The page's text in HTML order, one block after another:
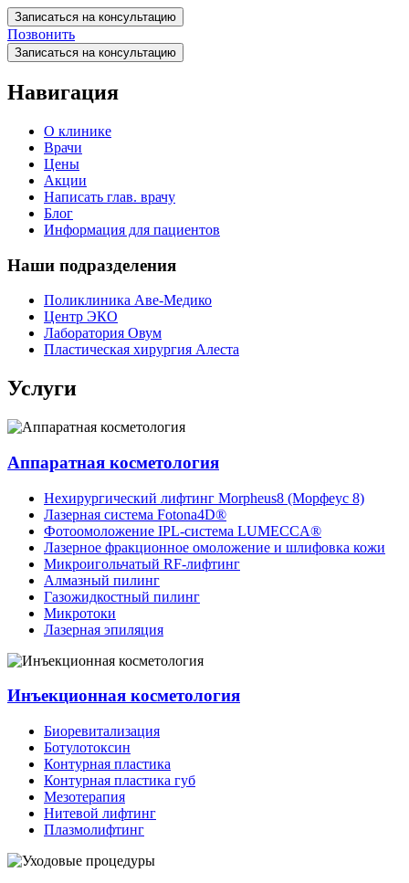
Записаться на консультацию
Позвонить
Записаться на консультацию
Навигация
О клинике
Врачи
Цены
Акции
Написать глав. врачу
Блог
Информация для пациентов
Наши подразделения
Поликлиника Аве-Медико
Центр ЭКО
Лаборатория Овум
Пластическая хирургия Алеста
Услуги
Аппаратная косметология
Нехирургический лифтинг Morpheus8 (Морфеус 8)
Лазерная система Fotona4D®
Фотоомоложение IPL-система LUMECCA®
Лазерное фракционное омоложение и шлифовка кожи
Микроигольчатый RF-лифтинг
Алмазный пилинг
Газожидкостный пилинг
Микротоки
Лазерная эпиляция
Инъекционная косметология
Биоревитализация
Ботулотоксин
Контурная пластика
Контурная пластика губ
Мезотерапия
Нитевой лифтинг
Плазмолифтинг